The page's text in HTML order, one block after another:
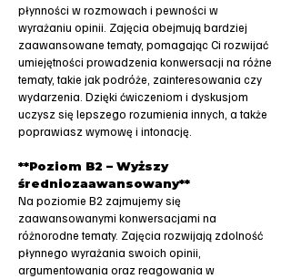
płynności w rozmowach i pewności w
wyrażaniu opinii. Zajęcia obejmują bardziej
zaawansowane tematy, pomagając Ci rozwijać
umiejętności prowadzenia konwersacji na różne
tematy, takie jak podróże, zainteresowania czy
wydarzenia. Dzięki ćwiczeniom i dyskusjom
uczysz się lepszego rozumienia innych, a także
poprawiasz wymowę i intonację.
**Poziom B2 – Wyższy
średniozaawansowany**
Na poziomie B2 zajmujemy się
zaawansowanymi konwersacjami na
różnorodne tematy. Zajęcia rozwijają zdolność
płynnego wyrażania swoich opinii,
argumentowania oraz reagowania w